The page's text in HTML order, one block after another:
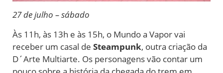
27 de julho – sábado
Às 11h, às 13h e às 15h, o Mundo a Vapor vai
receber um casal de Steampunk, outra criação da
D´Arte Multiarte. Os personagens vão contar um